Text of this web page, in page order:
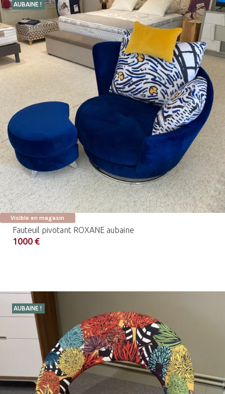
AUBAINE !
Visible en magasin
Fauteuil pivotant ROXANE aubaine
1000 €
AUBAINE !